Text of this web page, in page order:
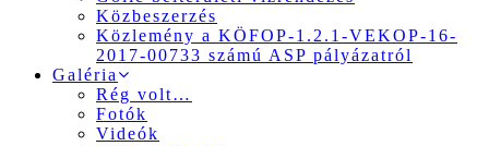
Közbeszerzés
Közlemény a KÖFOP-1.2.1-VEKOP-16-
2017-00733 számú ASP pályázatról
Galéria
Rég volt…
Fotók
Videók